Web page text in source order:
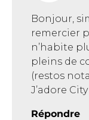
Bonjour,
remercier
n’habite
pleins de
(restos
J’adore
Répondre